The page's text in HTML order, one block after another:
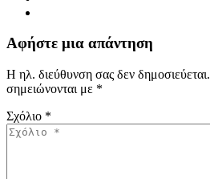
Αφήστε μια απάντηση
Η ηλ. διεύθυνση σας δεν δημοσιεύεται.
σημειώνονται με *
Σχόλιο *